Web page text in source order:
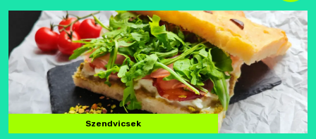
Szendvicsek